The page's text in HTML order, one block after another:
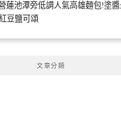
蓮池潭旁低調人氣高雄麵包!塗
豆鹽可頌
文章分類